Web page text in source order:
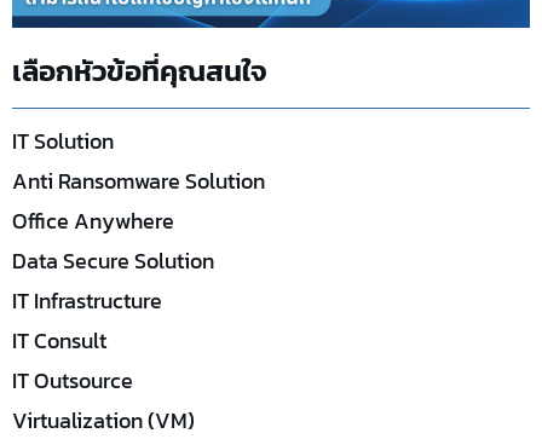
เลือกหัวข้อที่คุณสนใจ
IT Solution
Anti Ransomware Solution
Office Anywhere
Data Secure Solution
IT Infrastructure
IT Consult
IT Outsource
Virtualization (VM)